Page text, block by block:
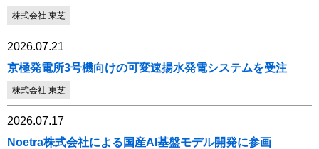
株式会社 東芝
2026.07.21
京極発電所3号機向けの可変速揚水発電システムを受注
株式会社 東芝
2026.07.17
Noetra株式会社による国産AI基盤モデル開発に参画